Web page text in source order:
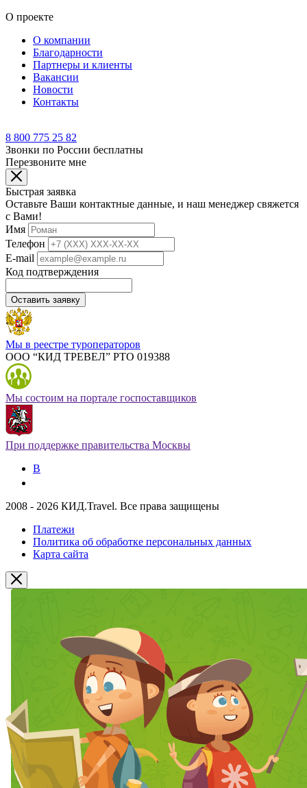
О проекте
О компании
Благодарности
Партнеры и клиенты
Вакансии
Новости
Контакты
8 800 775 25 82
Звонки по России бесплатны
Перезвоните мне
Быстрая заявка
Оставьте Ваши контактные данные, и наш менеджер свяжется
с Вами!
Имя
Телефон
E-mail
Код подтверждения
Оставить заявку
Мы в реестре туроператоров
ООО “КИД ТРЕВЕЛ” РТО 019388
Мы состоим на портале госпоставщиков
При поддержке правительства Москвы
В
2008 - 2026 КИД.Travel. Все права защищены
Платежи
Политика об обработке персональных данных
Карта сайта